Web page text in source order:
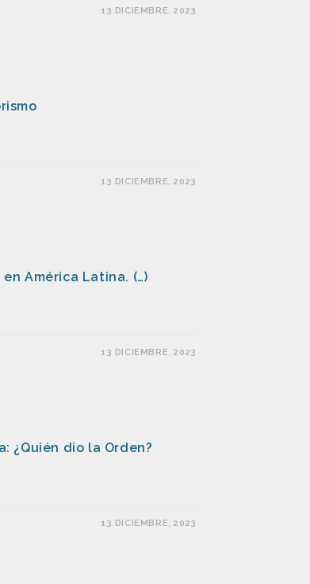
13 DICIEMBRE, 2023
13 DICIEMBRE, 2023
América Latina. (…)
13 DICIEMBRE, 2023
¿Quién dio la Orden?
13 DICIEMBRE, 2023